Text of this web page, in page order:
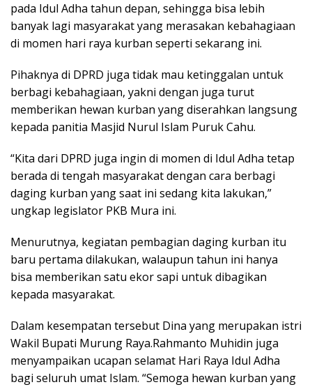
pada Idul Adha tahun depan, sehingga bisa lebih
banyak lagi masyarakat yang merasakan kebahagiaan
di momen hari raya kurban seperti sekarang ini.
Pihaknya di DPRD juga tidak mau ketinggalan untuk
berbagi kebahagiaan, yakni dengan juga turut
memberikan hewan kurban yang diserahkan langsung
kepada panitia Masjid Nurul Islam Puruk Cahu.
“Kita dari DPRD juga ingin di momen di Idul Adha tetap
berada di tengah masyarakat dengan cara berbagi
daging kurban yang saat ini sedang kita lakukan,”
ungkap legislator PKB Mura ini.
Menurutnya, kegiatan pembagian daging kurban itu
baru pertama dilakukan, walaupun tahun ini hanya
bisa memberikan satu ekor sapi untuk dibagikan
kepada masyarakat.
Dalam kesempatan tersebut Dina yang merupakan istri
Wakil Bupati Murung Raya.Rahmanto Muhidin juga
menyampaikan ucapan selamat Hari Raya Idul Adha
bagi seluruh umat Islam. “Semoga hewan kurban yang